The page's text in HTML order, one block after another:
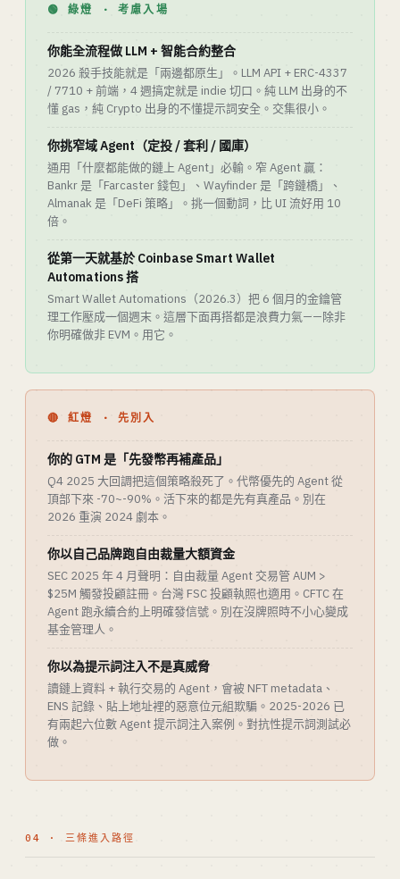
🟢 綠燈 · 考慮入場
你能全流程做 LLM + 智能合約整合
2026 殺手技能就是「兩邊都原生」。LLM API + ERC-4337
/ 7710 + 前端，4 週搞定就是 indie 切口。純 LLM 出身的不
懂 gas，純 Crypto 出身的不懂提示詞安全。交集很小。
你挑窄域 Agent（定投 / 套利 / 國庫）
通用「什麼都能做的鏈上 Agent」必輸。窄 Agent 贏：
Bankr 是「Farcaster 錢包」、Wayfinder 是「跨鏈橋」、
Almanak 是「DeFi 策略」。挑一個動詞，比 UI 流好用 10
倍。
從第一天就基於 Coinbase Smart Wallet
Automations 搭
Smart Wallet Automations（2026.3）把 6 個月的金鑰管
理工作壓成一個週末。這層下面再搭都是浪費力氣——除非
你明確做非 EVM。用它。
🔴 紅燈 · 先別入
你的 GTM 是「先發幣再補產品」
Q4 2025 大回調把這個策略殺死了。代幣優先的 Agent 從
頂部下來 -70~-90%。活下來的都是先有真產品。別在
2026 重演 2024 劇本。
你以自己品牌跑自由裁量大額資金
SEC 2025 年 4 月聲明：自由裁量 Agent 交易管 AUM >
$25M 觸發投顧註冊。台灣 FSC 投顧執照也適用。CFTC 在
Agent 跑永續合約上明確發信號。別在沒牌照時不小心變成
基金管理人。
你以為提示詞注入不是真威脅
讀鏈上資料 + 執行交易的 Agent，會被 NFT metadata、
ENS 記錄、貼上地址裡的惡意位元組欺騙。2025-2026 已
有兩起六位數 Agent 提示詞注入案例。對抗性提示詞測試必
做。
04 · 三條進入路徑